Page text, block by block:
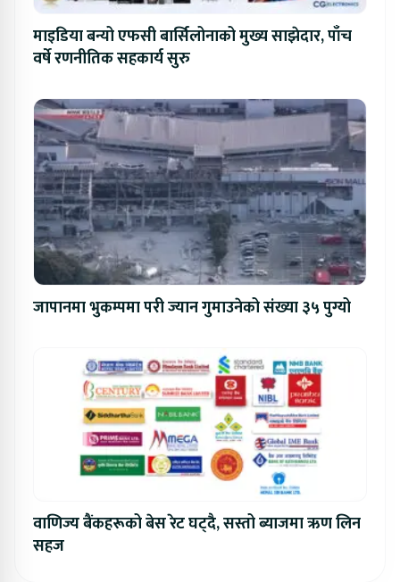
माइडिया बन्यो एफसी बार्सिलोनाको मुख्य साझेदार, पाँच
वर्षे रणनीतिक सहकार्य सुरु
जापानमा भुकम्पमा परी ज्यान गुमाउनेको संख्या ३५ पुग्यो
वाणिज्य बैंकहरूको बेस रेट घट्दै, सस्तो ब्याजमा ऋण लिन
सहज